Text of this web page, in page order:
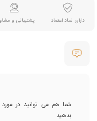
دارای نماد اعتماد پشتیبانی و
شما هم می توانید در مورد
بدهید